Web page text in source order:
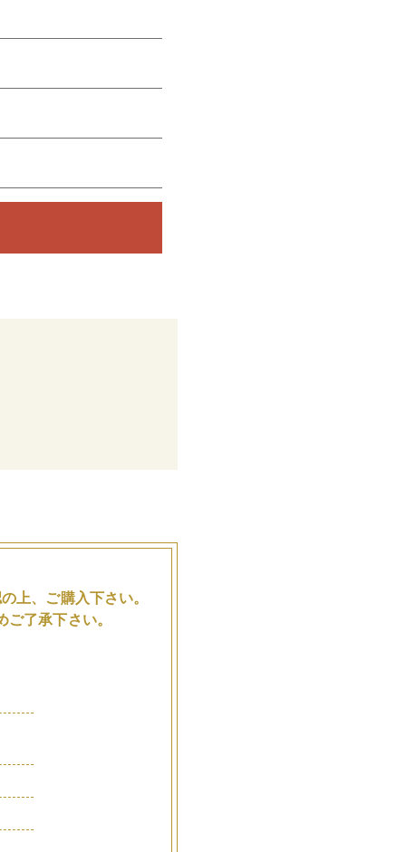
上、ご購入下さい。
了承下さい。